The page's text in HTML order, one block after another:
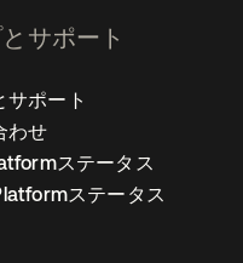
サポート
サポート
わせ
ステータス
ステータス